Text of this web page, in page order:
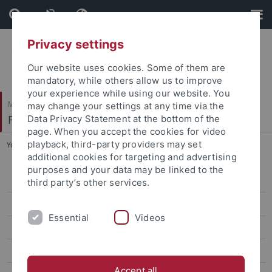
Skip
to
content
Skip
to
footer
Mathematisch-Naturwissenschaftliche Fakultät
Fachbibliothek Mathematik und Physik
You are here: Startseite ... Bestand
Allgemeine Informationen
Bestand
Privacy settings
Our website uses cookies. Some of them are
mandatory, while others allow us to improve
your experience while using our website. You
may change your settings at any time via the
Data Privacy Statement at the bottom of the
page. When you accept the cookies for video
playback, third-party providers may set
additional cookies for targeting and advertising
purposes and your data may be linked to the
third party’s other services.
Essential Videos